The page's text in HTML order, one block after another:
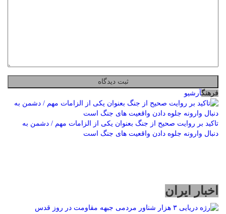
فرهنگآرشیو
تاکید بر روایت صحیح از جنگ بعنوان یکی از الزامات مهم / دشمن به
دنبال وارونه جلوه دادن واقعیت های جنگ است
اخبار ایران